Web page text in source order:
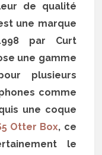
de qualité
une marque
par Curt
une gamme
plusieurs
comme
une coque
Otter Box, ce
le